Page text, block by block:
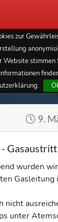
zur
stimmen
9.
- Gasaustritt
wurden
Gasleitung
nicht
unter